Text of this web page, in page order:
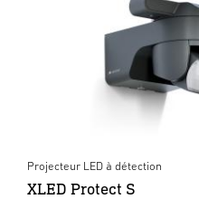
Projecteur LED à détection
XLED Protect S